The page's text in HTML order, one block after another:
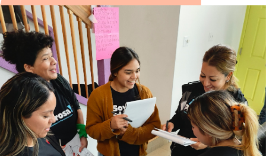
Centro Electoral